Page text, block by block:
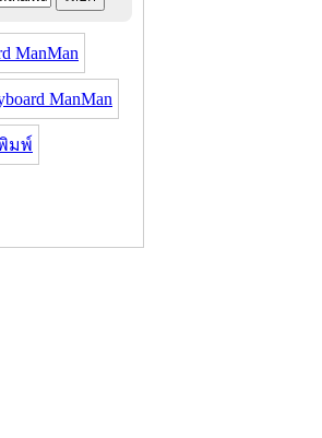
ManMan
ManMan
มพ์